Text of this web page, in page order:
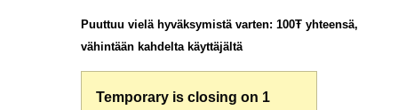
Puuttuu vielä hyväksymistä varten: 100Ŧ yhteensä,
vähintään kahdelta käyttäjältä
Temporary is closing on 1